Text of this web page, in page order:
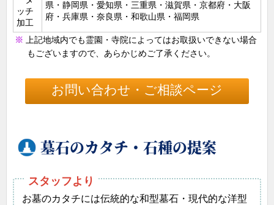
E
デザイン・石材加工
画像：彫刻
ッチ
加工
県・静岡県・愛知県・三重県・滋賀県・京都府・大阪
府・兵庫県・奈良県・和歌山県・福岡県
上記地域内でも霊園・寺院によってはお取扱いできない場合
もございますので、あらかじめご了承ください。
お問い合わせ・ご相談ページ
墓石のカタチ・石種の提案
お墓のカタチには伝統的な和型墓石・現代的な洋型